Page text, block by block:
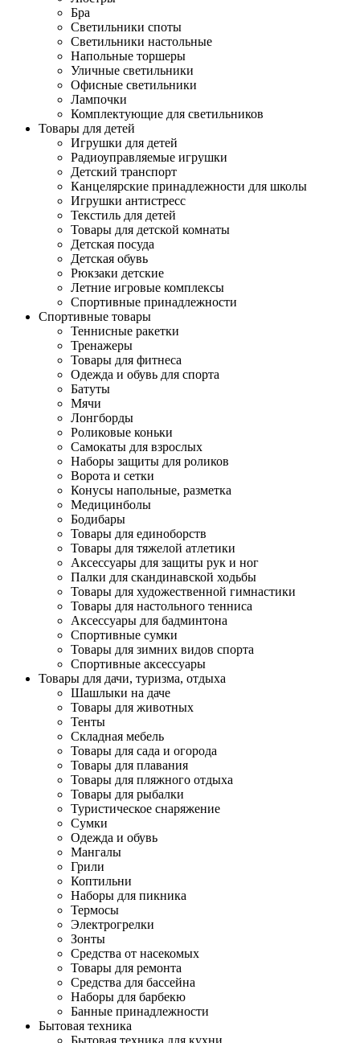
Бра
Светильники споты
Светильники настольные
Напольные торшеры
Уличные светильники
Офисные светильники
Лампочки
Комплектующие для светильников
Товары для детей
Игрушки для детей
Радиоуправляемые игрушки
Детский транспорт
Канцелярские принадлежности для школы
Игрушки антистресс
Текстиль для детей
Товары для детской комнаты
Детская посуда
Детская обувь
Рюкзаки детские
Летние игровые комплексы
Спортивные принадлежности
Спортивные товары
Теннисные ракетки
Тренажеры
Товары для фитнеса
Одежда и обувь для спорта
Батуты
Мячи
Лонгборды
Роликовые коньки
Самокаты для взрослых
Наборы защиты для роликов
Ворота и сетки
Конусы напольные, разметка
Медицинболы
Бодибары
Товары для единоборств
Товары для тяжелой атлетики
Аксессуары для защиты рук и ног
Палки для скандинавской ходьбы
Товары для художественной гимнастики
Товары для настольного тенниса
Аксессуары для бадминтона
Спортивные сумки
Товары для зимних видов спорта
Спортивные аксессуары
Товары для дачи, туризма, отдыха
Шашлыки на даче
Товары для животных
Тенты
Складная мебель
Товары для сада и огорода
Товары для плавания
Товары для пляжного отдыха
Товары для рыбалки
Туристическое снаряжение
Сумки
Одежда и обувь
Мангалы
Грили
Коптильни
Наборы для пикника
Термосы
Электрогрелки
Зонты
Средства от насекомых
Товары для ремонта
Средства для бассейна
Наборы для барбекю
Банные принадлежности
Бытовая техника
Бытовая техника для кухни